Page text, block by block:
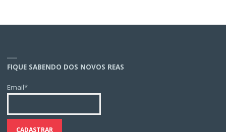
FIQUE SABENDO DOS NOVOS REAS
Email*